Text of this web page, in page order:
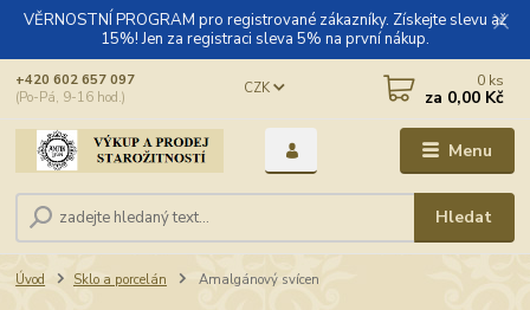
VĚRNOSTNÍ PROGRAM pro registrované zákazníky. Získejte slevu až
15%! Jen za registraci sleva 5% na první nákup.
Menu
CZK
Hledat
+420 602 657 097
(Po-Pá, 9-16 hod.)
0 ks
za 0,00 Kč
Úvod Sklo a porcelán Amalgánový svícen